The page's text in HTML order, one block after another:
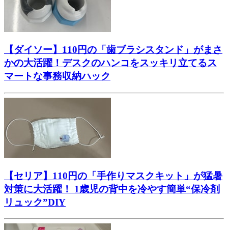
【ダイソー】110円の「歯ブラシスタンド」がまさ
かの大活躍！デスクのハンコをスッキリ立てるス
マートな事務収納ハック
【セリア】110円の「手作りマスクキット」が猛暑
対策に大活躍！ 1歳児の背中を冷やす簡単“保冷剤
リュック”DIY